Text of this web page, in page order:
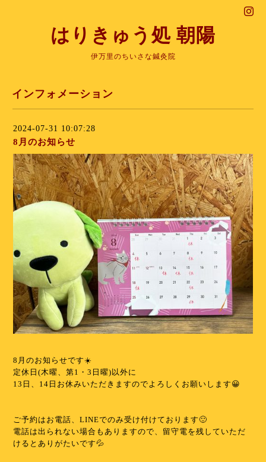
はりきゅう処 朝陽
伊万里のちいさな鍼灸院
インフォメーション
2024-07-31 10:07:28
8月のお知らせ
8月のお知らせです☀️
定休日(木曜、第1・3日曜)以外に
13日、14日お休みいただきますのでよろしくお願いします😀
ご予約はお電話、LINEでのみ受け付けております🙂
電話は出られない場合もありますので、留守電を残していただ
けるとありがたいです💦